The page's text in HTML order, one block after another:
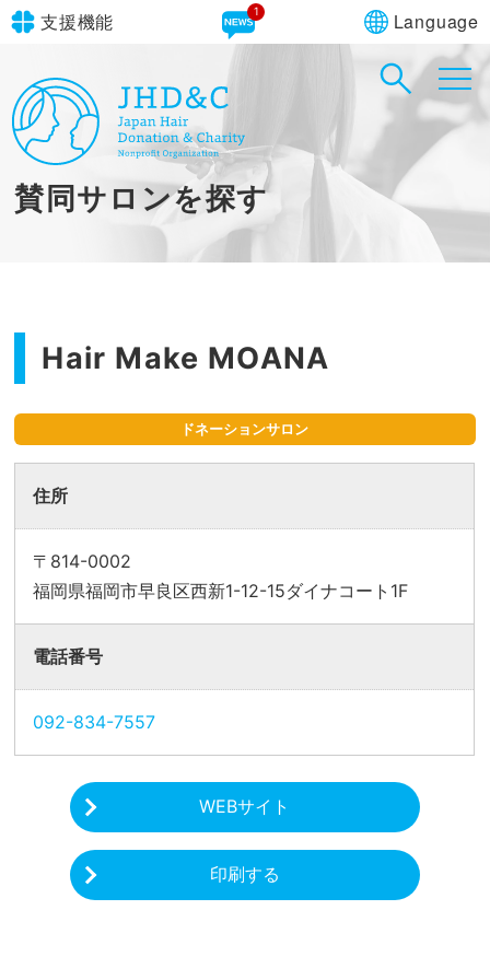
支援機能
文字サイズ 標準
青 黒
やさしいにほんご
1 Language
in simple English
賛同サロンを探す
Hair Make MOANA
ドネーションサロン
住所
〒814-0002
福岡県福岡市早良区西新1-12-15ダイナコート1F
電話番号
092-834-7557
WEBサイト
印刷する